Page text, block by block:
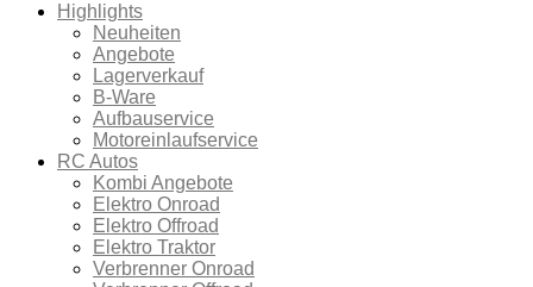
Highlights
Neuheiten
Angebote
Lagerverkauf
B-Ware
Aufbauservice
Motoreinlaufservice
RC Autos
Kombi Angebote
Elektro Onroad
Elektro Offroad
Elektro Traktor
Verbrenner Onroad